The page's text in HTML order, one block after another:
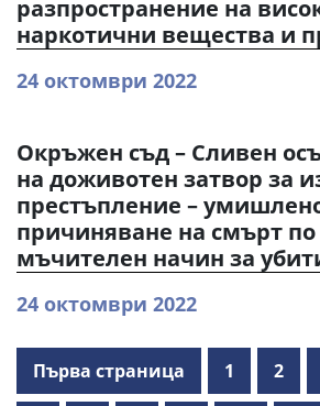
разпространение на
наркотични вещества и
24 октомври 2022
Окръжен съд – Сливен
на доживотен затвор за
престъпление –
причиняване на смърт по
мъчителен начин за
24 октомври 2022
Първа страница 1 2